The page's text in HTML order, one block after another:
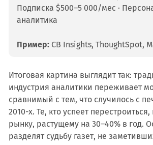
Подписка $500–5 000/мес ·
аналитика
Пример:CB Insights, ThoughtSpot,
Итоговая картина выглядит так:
индустрия аналитики переживает
сравнимый с тем, что случилось с
2010-х. Те, кто успеет перестроиться,
рынку, растущему на 30–40% в год.
разделят судьбу газет, не